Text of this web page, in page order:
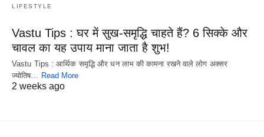
LIFESTYLE
Vastu Tips : घर में सुख-समृद्धि चाहते हैं? 6 सिक्के और
चावल का यह उपाय माना जाता है शुभ!
Vastu Tips : आर्थिक समृद्धि और धन लाभ की कामना रखने वाले लोग अक्सर
ज्योतिष…
Read More
2 weeks ago